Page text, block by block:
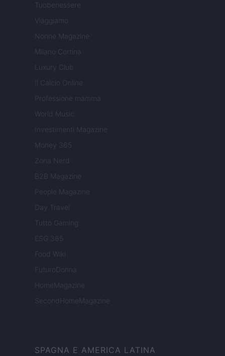
Tuobenessere
Viaggiamo
Nonne Magazine
Milano Cortina
Luxury Club
Il Calcio Online
Professione mamma
World Music
Investimenti Magazine
Money 365
Zona Nerd
B2B Magazine
People Magazine
Day Travel
Tutto Gaming
ESG 365
Food Wiki
FuturoDonna
HomeMagazine
SecondHomeMagazine
SPAGNA E AMERICA LATINA